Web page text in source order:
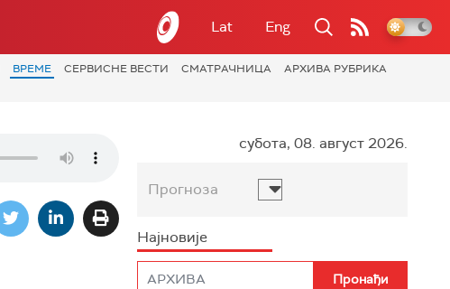
Lat Eng
ВРЕМЕ СЕРВИСНЕ ВЕСТИ СМАТРАЧНИЦА
АРХИВА РУБРИКА
субота, 08. август 2026.
Прогноза
Најновије